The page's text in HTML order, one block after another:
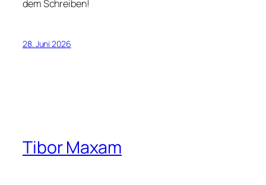
dem Schreiben!
28. Juni 2026
Tibor Maxam